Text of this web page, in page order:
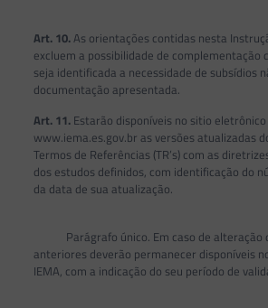
Art. 10.As orientações contidas nesta
excluem a possibilidade de complementação
seja identificada a necessidade de subsídios
documentação apresentada.
Art. 11.Estarão disponíveis no sitio eletrônico
www.iema.es.gov.br as versões atualizadas
Termos de Referências (TR’s) com as
dos estudos definidos, com identificação do
da data de sua atualização.
Parágrafo único. Em caso de alteração
anteriores deverão permanecer disponíveis
IEMA, com a indicação do seu período de